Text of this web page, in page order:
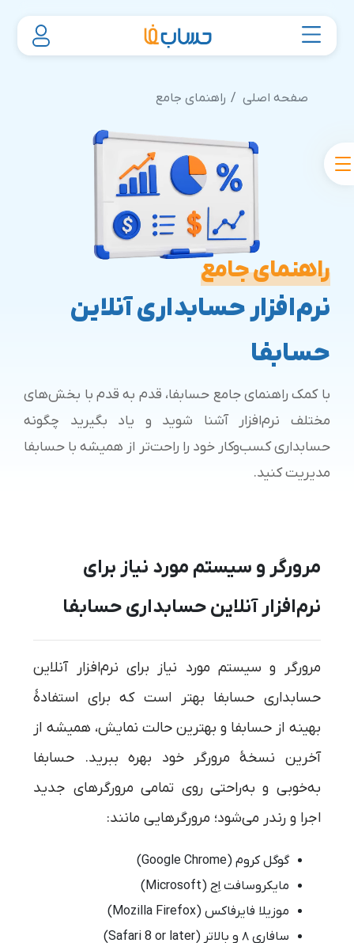
صفحه اصلی راهنمای جامع
راهنمای جامع
نرم‌افزار حسابداری آنلاین
حسابفا
با کمک راهنمای جامع حسابفا، قدم به قدم با بخش‌های
مختلف نرم‌افزار آشنا شوید و یاد بگیرید چگونه
حسابداری کسب‌و‌کار خود را راحت‌تر از همیشه با حسابفا
مدیریت کنید.
مرورگر و سیستم مورد نیاز برای
نرم‌افزار آنلاین حسابداری حسابفا
مرورگر و سیستم مورد نیاز برای نرم‌افزار آنلاین
حسابداری حسابفا بهتر است که برای استفادۀ
بهینه از حسابفا و بهترین حالت نمایش، همیشه از
آخرین نسخۀ مرورگر خود بهره ببرید. حسابفا
به‌خوبی و به‌راحتی روی تمامی مرورگرهای جدید
اجرا و رندر می‌شود؛ مرورگرهایی مانند:
گوگل کروم (Google Chrome)
مایکروسافت اِج (Microsoft)
موزیلا فایرفاکس (Mozilla Firefox)
سافاری ۸ و بالاتر (Safari 8 or later)